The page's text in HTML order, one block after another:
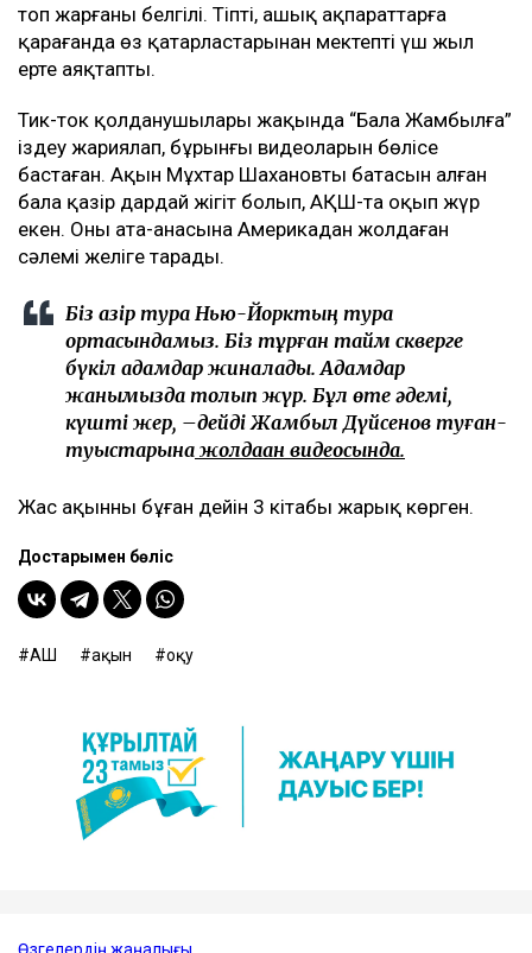
топ жарғаны белгілі. Тіпті, ашық ақпараттарға
қарағанда өз қатарластарынан мектепті үш жыл
ерте аяқтапты.
Тик-ток қолданушылары жақында “Бала Жамбылға”
іздеу жариялап, бұрынғы видеоларын бөлісе
бастаған. Ақын Мұхтар Шахановтың батасын алған
бала қазір дардай жігіт болып, АҚШ-та оқып жүр
екен. Оның ата-анасына Америкадан жолдаған
сәлемі желіге тарады.
Біз қазір тура Нью-Йорктың тура
ортасындамыз. Біз тұрған тайм скверге
бүкіл адамдар жиналады. Адамдар
жанымызда толып жүр. Бұл өте әдемі,
күшті жер, –дейді Жамбыл Дүйсенов туған-
туыстарына жолдаған видеосында.
Жас ақынның бұған дейін 3 кітабы жарық көрген.
Достарыңмен бөліс
АҚШ ақын оқу